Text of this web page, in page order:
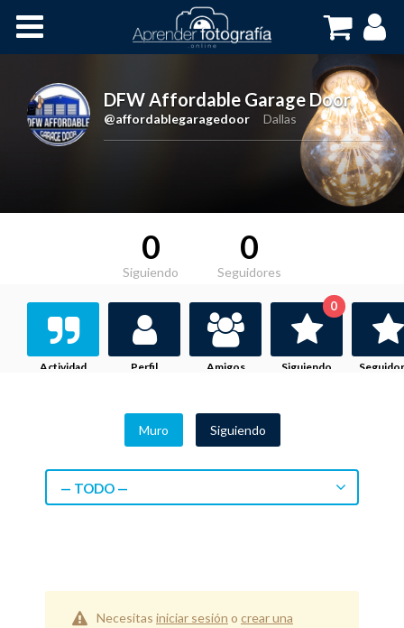
Cursos OnLine
DFW Affordable Garage Door,
@affordablegaragedoor
Dallas
0
Siguiendo
0
Seguidores
Actividad Perfil Amigos Siguiendo
0
Muro Siguiendo
— TODO —
Necesitas iniciar sesión o crear una